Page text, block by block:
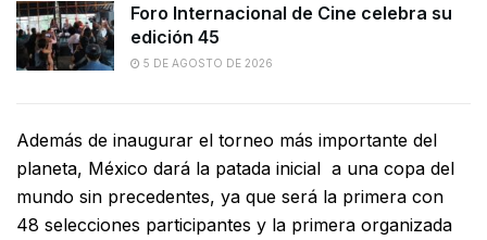
Foro Internacional de Cine celebra su
edición 45
5 DE AGOSTO DE 2026
Además de inaugurar el torneo más importante del
planeta, México dará la patada inicial a una copa del
mundo sin precedentes, ya que será la primera con
48 selecciones participantes y la primera organizada